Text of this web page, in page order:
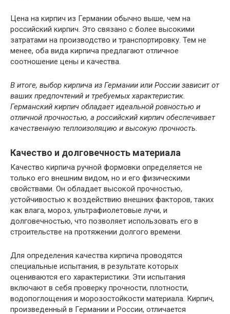
Цена на кирпич из Германии обычно выше, чем на
российский кирпич. Это связано с более высокими
затратами на производство и транспортировку. Тем не
менее, оба вида кирпича предлагают отличное
соотношение цены и качества.
В итоге, выбор кирпича из Германии или России зависит от
ваших предпочтений и требуемых характеристик.
Германский кирпич обладает идеальной ровностью и
отличной прочностью, а российский кирпич обеспечивает
качественную теплоизоляцию и высокую прочность.
Качество и долговечность материала
Качество кирпича ручной формовки определяется не
только его внешним видом, но и его физическими
свойствами. Он обладает высокой прочностью,
устойчивостью к воздействию внешних факторов, таких
как влага, мороз, ультрафиолетовые лучи, и
долговечностью, что позволяет использовать его в
строительстве на протяжении долгого времени.
Для определения качества кирпича проводятся
специальные испытания, в результате которых
оцениваются его характеристики. Эти испытания
включают в себя проверку прочности, плотности,
водопоглощения и морозостойкости материала. Кирпич,
произведенный в Германии и России, отличается